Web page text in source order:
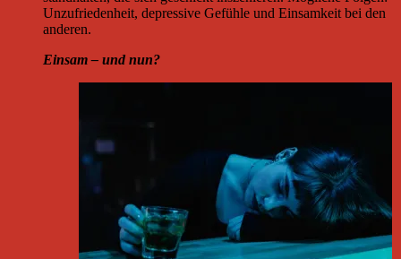
Unzufriedenheit, depressive Gefühle und Einsamkeit bei den
anderen.
Einsam – und nun?